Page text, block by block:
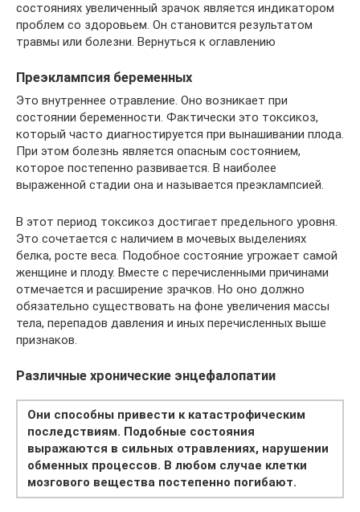
состояниях увеличенный зрачок является индикатором
проблем со здоровьем. Он становится результатом
травмы или болезни. Вернуться к оглавлению
Преэклампсия беременных
Это внутреннее отравление. Оно возникает при
состоянии беременности. Фактически это токсикоз,
который часто диагностируется при вынашивании плода.
При этом болезнь является опасным состоянием,
которое постепенно развивается. В наиболее
выраженной стадии она и называется преэклампсией.
В этот период токсикоз достигает предельного уровня.
Это сочетается с наличием в мочевых выделениях
белка, росте веса. Подобное состояние угрожает самой
женщине и плоду. Вместе с перечисленными причинами
отмечается и расширение зрачков. Но оно должно
обязательно существовать на фоне увеличения массы
тела, перепадов давления и иных перечисленных выше
признаков.
Различные хронические энцефалопатии
Они способны привести к катастрофическим
последствиям. Подобные состояния
выражаются в сильных отравлениях, нарушении
обменных процессов. В любом случае клетки
мозгового вещества постепенно погибают.